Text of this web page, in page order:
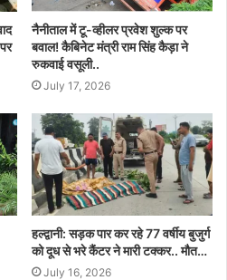
नैनीताल में टू-व्हीलर प्रवेश शुल्क पर
बवाल! कैबिनेट मंत्री राम सिंह कैड़ा ने
रुकवाई वसूली..
July 17, 2026
हल्द्वानी: सड़क पार कर रहे 77 वर्षीय बुजुर्ग
को दूध से भरे कैंटर ने मारी टक्कर.. मौत…
July 16, 2026